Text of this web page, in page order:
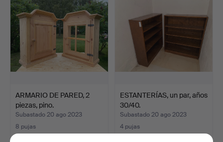
ARMARIO DE PARED, 2
piezas, pino.
Subastado 20 ago 2023
8 pujas
58 USD
ESTANTERÍAS, un par, años
30/40.
Subastado 20 ago 2023
4 pujas